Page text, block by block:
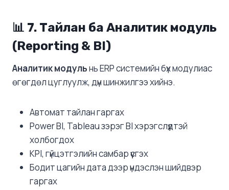
📊 7. Тайлан ба Аналитик модуль
(Reporting & BI)
Аналитик модульнь ERP системийн бүх модулиас
өгөгдөл цуглуулж, дүн шинжилгээ хийнэ.
Автомат тайлан гаргах
Power BI, Tableau зэрэг BI хэрэгслүүдтэй
холбогдох
KPI, гүйцэтгэлийн самбар үүсгэх
Бодит цагийн дата дээр үндэслэн шийдвэр
гаргах